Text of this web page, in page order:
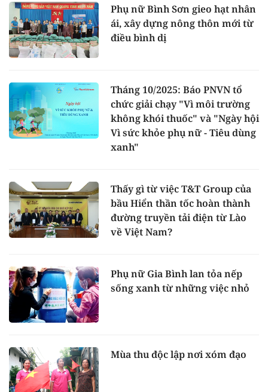
Phụ nữ Bình Sơn gieo hạt nhân
ái, xây dựng nông thôn mới từ
điều bình dị
Tháng 10/2025: Báo PNVN tổ
chức giải chạy "Vì môi trường
không khói thuốc" và "Ngày hội
Vì sức khỏe phụ nữ - Tiêu dùng
xanh"
Thấy gì từ việc T&T Group của
bầu Hiển thần tốc hoàn thành
đường truyền tải điện từ Lào
về Việt Nam?
Phụ nữ Gia Bình lan tỏa nếp
sống xanh từ những việc nhỏ
Mùa thu độc lập nơi xóm đạo